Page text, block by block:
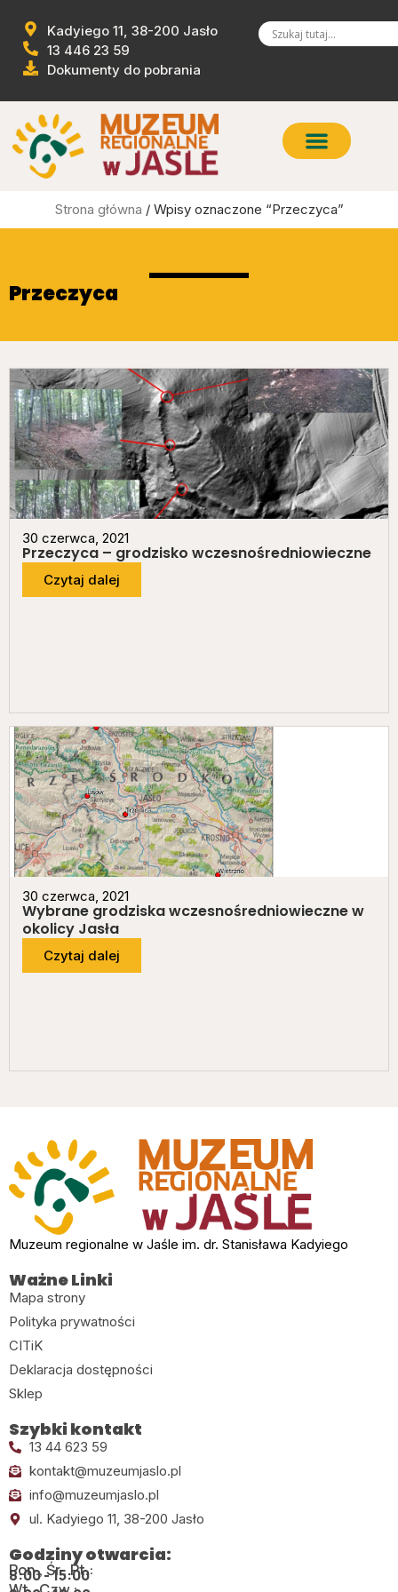
Kadyiego 11, 38-200 Jasło
13 446 23 59
Dokumenty do pobrania
Strona główna / Wpisy oznaczone “Przeczyca”
Przeczyca
30 czerwca, 2021
Przeczyca – grodzisko wczesnośredniowieczne
Czytaj dalej
30 czerwca, 2021
Wybrane grodziska wczesnośredniowieczne w
okolicy Jasła
Czytaj dalej
Muzeum regionalne w Jaśle im. dr. Stanisława Kadyiego
Ważne Linki
Mapa strony
Polityka prywatności
CITiK
Deklaracja dostępności
Sklep
Szybki kontakt
13 44 623 59
kontakt@muzeumjaslo.pl
info@muzeumjaslo.pl
ul. Kadyiego 11, 38-200 Jasło
Godziny otwarcia:
Pon., Śr., Pt.:
8:00 - 15:00